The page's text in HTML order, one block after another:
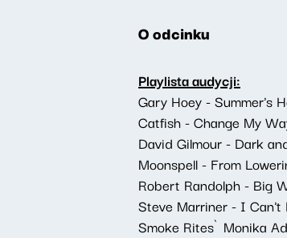
O odcinku
Playlista audycji:
Gary Hoey - Summer's
Catfish - Change My
David Gilmour - Dark
Moonspell - From
Robert Randolph - Big
Steve Marriner - I Can't
Smoke Rites`Monika